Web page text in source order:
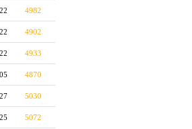
4982
4902
4933
4870
5030
5072